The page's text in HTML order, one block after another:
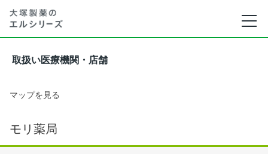
取扱い医療機関・店舗
マップを見る
モリ薬局